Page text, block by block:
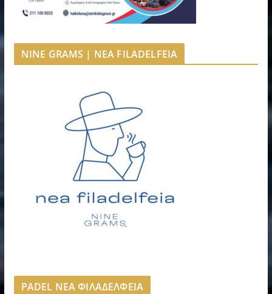
NINE GRAMS | NEA FILADELFEIA
PADEL ΝΕΑ ΦΙΛΑΔΕΛΦΕΙΑ